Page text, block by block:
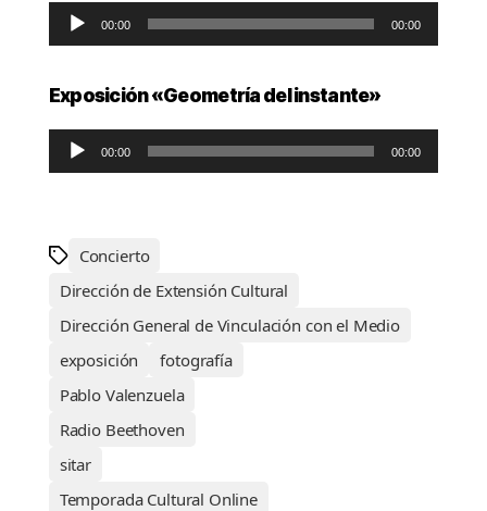
Reproductor de audio
00:00 00:00
Exposición «Geometría del instante»
Reproductor de audio
00:00 00:00
Concierto
Dirección de Extensión Cultural
Dirección General de Vinculación con el Medio
exposición
fotografía
Pablo Valenzuela
Radio Beethoven
sitar
Temporada Cultural Online